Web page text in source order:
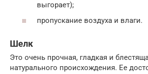
выгорает);
пропускание воздуха и влаги.
Шелк
Это очень прочная, гладкая и
натурального происхождения. Ее